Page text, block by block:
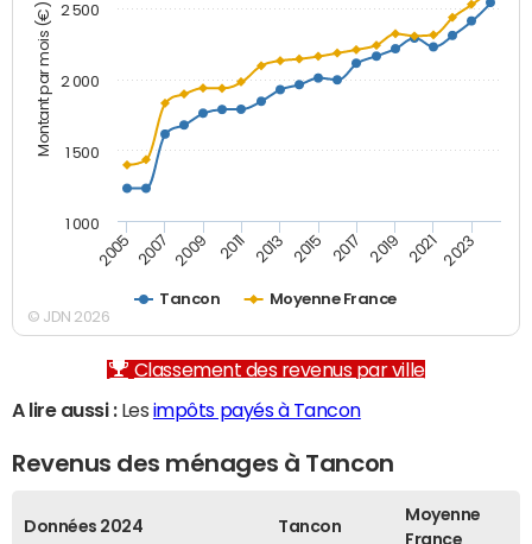
Montant par mois (€)
Tancon Moyenne France
2005 2007 2009 2011 2013 2015 2017 2019 2021 2023
1 000
1 500
2 000
2 500
© JDN 2026
Classement des revenus par ville
A lire aussi :Les impôts payés à Tancon
Revenus des ménages à Tancon
Données 2024 Tancon
Moyenne
France